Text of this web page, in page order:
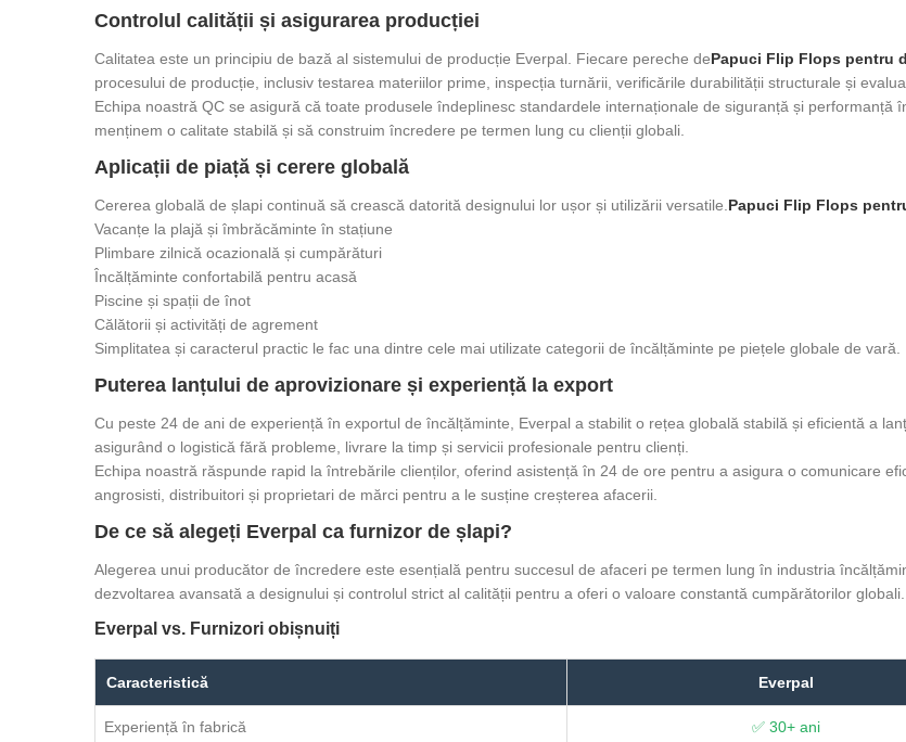
Controlul calității și asigurarea producției
Calitatea este un principiu de bază al sistemului de producție Everpal. Fiecare pereche dePapuci Flip Flops pentru
procesului de producție, inclusiv testarea materiilor prime, inspecția turnării, verificările durabilității structurale și
Echipa noastră QC se asigură că toate produsele îndeplinesc standardele internaționale de siguranță și performanță
menținem o calitate stabilă și să construim încredere pe termen lung cu clienții globali.
Aplicații de piață și cerere globală
Cererea globală de șlapi continuă să crească datorită designului lor ușor și utilizării versatile. Papuci Flip Flops
Vacanțe la plajă și îmbrăcăminte în stațiune
Plimbare zilnică ocazională și cumpărături
Încălțăminte confortabilă pentru acasă
Piscine și spații de înot
Călătorii și activități de agrement
Simplitatea și caracterul practic le fac una dintre cele mai utilizate categorii de încălțăminte pe piețele globale de vară.
Puterea lanțului de aprovizionare și experiență la export
Cu peste 24 de ani de experiență în exportul de încălțăminte, Everpal a stabilit o rețea globală stabilă și eficientă a
asigurând o logistică fără probleme, livrare la timp și servicii profesionale pentru clienți.
Echipa noastră răspunde rapid la întrebările clienților, oferind asistență în 24 de ore pentru a asigura o comunicare
angrosisti, distribuitori și proprietari de mărci pentru a le susține creșterea afacerii.
De ce să alegeți Everpal ca furnizor de șlapi?
Alegerea unui producător de încredere este esențială pentru succesul de afaceri pe termen lung în industria
dezvoltarea avansată a designului și controlul strict al calității pentru a oferi o valoare constantă cumpărătorilor globali.
Everpal vs. Furnizori obișnuiți
Caracteristică Everpal
Experiență în fabrică ✅ 30+ ani